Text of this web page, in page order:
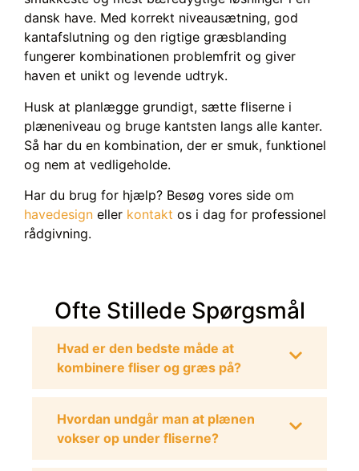
dansk have. Med korrekt niveausætning, god
kantafslutning og den rigtige græsblanding
fungerer kombinationen problemfrit og giver
haven et unikt og levende udtryk.
Husk at planlægge grundigt, sætte fliserne i
plæneniveau og bruge kantsten langs alle kanter.
Så har du en kombination, der er smuk, funktionel
og nem at vedligeholde.
Har du brug for hjælp? Besøg vores side om
havedesign eller kontakt os i dag for professionel
rådgivning.
Ofte Stillede Spørgsmål
Hvad er den bedste måde at
kombinere fliser og græs på?
Hvordan undgår man at plænen
vokser op under fliserne?